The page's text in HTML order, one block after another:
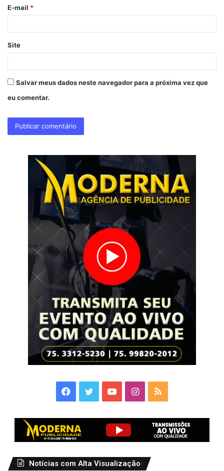
*
E-mail *
Site
Salvar meus dados neste navegador para a próxima vez que
eu comentar.
Facebook
TwitterYouTubeInstagram
RSS
Notícias com Alta Visualização